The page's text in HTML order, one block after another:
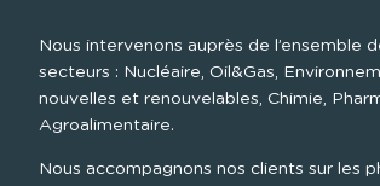
Nous intervenons auprès de l’ensemble
secteurs : Nucléaire, Oil&Gas,
nouvelles et renouvelables, Chimie,
Agroalimentaire.
Nous accompagnons nos clients sur les